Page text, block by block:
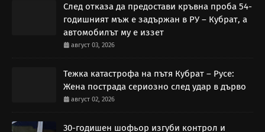
След отказа да предостави кръвна проба 54-
годишният мъж е задържан в РУ – Кубрат, а
автомобилът му е иззет
август 03, 2026
Тежка катастрофа на пътя Кубрат – Русе:
Жена пострада сериозно след удар в дърво
август 02, 2026
30-годишен шофьор изгуби контрол и